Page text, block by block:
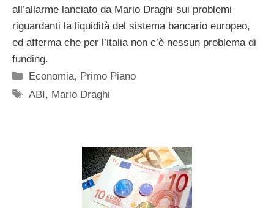
all’allarme lanciato da Mario Draghi sui problemi
riguardanti la liquidità del sistema bancario europeo,
ed afferma che per l’italia non c’è nessun problema di
funding.
Categorie
Economia, Primo Piano
Tag
ABI, Mario Draghi